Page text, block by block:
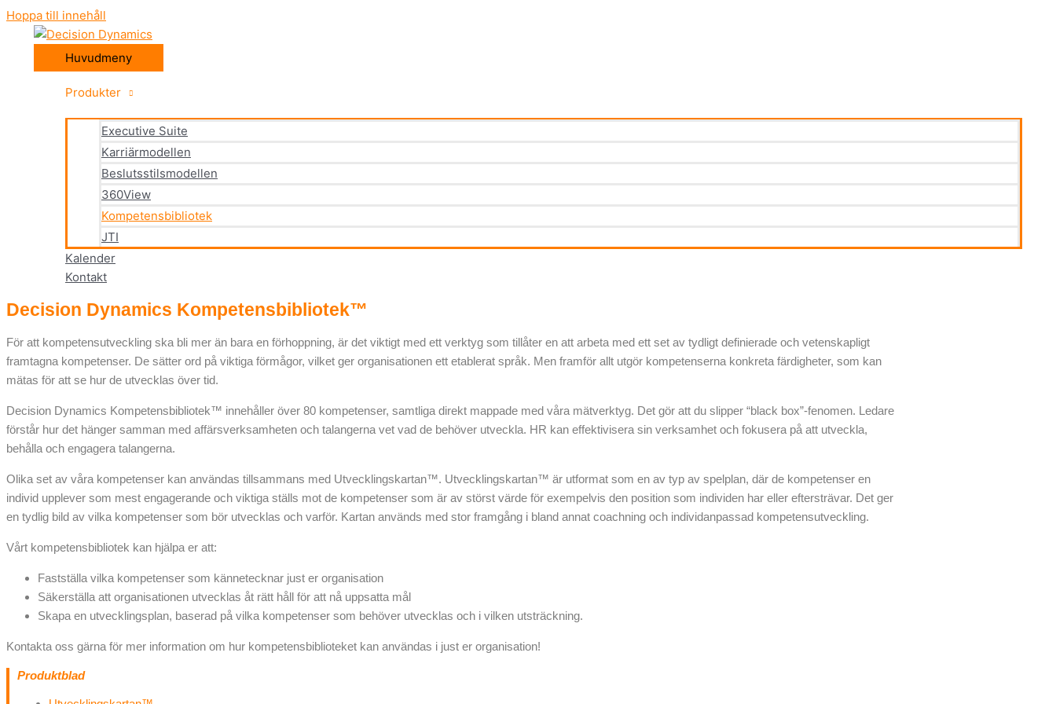
Hoppa till innehåll
Huvudmeny
Produkter
Executive Suite
Karriärmodellen
Beslutsstilsmodellen
360View
Kompetensbibliotek
JTI
Kalender
Kontakt
Decision Dynamics Kompetensbibliotek™
För att kompetensutveckling ska bli mer än bara en förhoppning, är det viktigt med ett verktyg som tillåter en att arbeta med ett set av tydligt definierade och vetenskapligt
framtagna kompetenser. De sätter ord på viktiga förmågor, vilket ger organisationen ett etablerat språk. Men framför allt utgör kompetenserna konkreta färdigheter, som kan
mätas för att se hur de utvecklas över tid.
Decision Dynamics Kompetensbibliotek™ innehåller över 80 kompetenser, samtliga direkt mappade med våra mätverktyg. Det gör att du slipper “black box”-fenomen. Ledare
förstår hur det hänger samman med affärsverksamheten och talangerna vet vad de behöver utveckla. HR kan effektivisera sin verksamhet och fokusera på att utveckla,
behålla och engagera talangerna.
Olika set av våra kompetenser kan användas tillsammans med Utvecklingskartan™. Utvecklingskartan™ är utformat som en av typ av spelplan, där de kompetenser en
individ upplever som mest engagerande och viktiga ställs mot de kompetenser som är av störst värde för exempelvis den position som individen har eller eftersträvar. Det ger
en tydlig bild av vilka kompetenser som bör utvecklas och varför. Kartan används med stor framgång i bland annat coachning och individanpassad kompetensutveckling.
Vårt kompetensbibliotek kan hjälpa er att:
Fastställa vilka kompetenser som kännetecknar just er organisation
Säkerställa att organisationen utvecklas åt rätt håll för att nå uppsatta mål
Skapa en utvecklingsplan, baserad på vilka kompetenser som behöver utvecklas och i vilken utsträckning.
Kontakta oss gärna för mer information om hur kompetensbiblioteket kan användas i just er organisation!
Produktblad